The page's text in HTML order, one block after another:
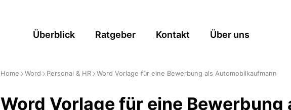
Überblick Ratgeber Kontakt Über uns
Home Word Personal & HR Word Vorlage für eine Bewerbung als Automobilkaufmann
Word Vorlage für eine Bewerbung